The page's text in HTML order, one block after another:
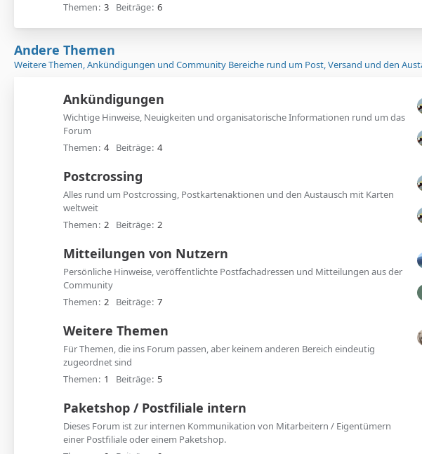
Themen 3 Beiträge 6
Andere Themen
Weitere Themen, Ankündigungen und Community Bereiche rund um Post, Versand und den
Ankündigungen
Wichtige Hinweise, Neuigkeiten und organisatorische Informationen rund um das
Forum
Themen 4 Beiträge 4
t
z
i
r
Postcrossing
Alles rund um Postcrossing, Postkartenaktionen und den Austausch mit Karten
weltweit
Themen 2 Beiträge 2
t
z
i
r
Mitteilungen von Nutzern
Persönliche Hinweise, veröffentlichte Postfachadressen und Mitteilungen aus der
Community
Themen 2 Beiträge 7
t
z
Weitere Themen
Für Themen, die ins Forum passen, aber keinem anderen Bereich eindeutig
zugeordnet sind
Themen
1 Beiträge 5
Paketshop / Postfiliale intern
Dieses Forum ist zur internen Kommunikation von Mitarbeitern / Eigentümern
einer Postfiliale oder einem Paketshop.